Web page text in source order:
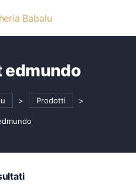
edmundo
> Prodotti >